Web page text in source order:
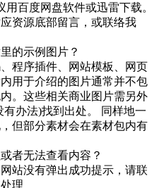
百度网盘软件或迅雷下载。
资源底部留言，或联络我
的示例图片？
程序插件、网站模板、网页
用于介绍的图片通常并不包
。这些相关商业图片需另外
办法)找到出处。 同样地一
但部分素材会在素材包内有
者无法查看内容？
站没有弹出成功提示，请联
理